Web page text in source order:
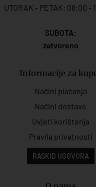
UTORAK - PETAK: 08:00 -
SUBOTA:
zatvoreno
Informacije za
Načini plaćanja
Načini dostave
Uvjeti korištenja
Pravila privatnosti
RASKID UGOVORA